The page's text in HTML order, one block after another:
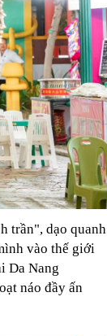
trần", dạo quanh
vào thế giới
Da Nang
náo đầy ấn